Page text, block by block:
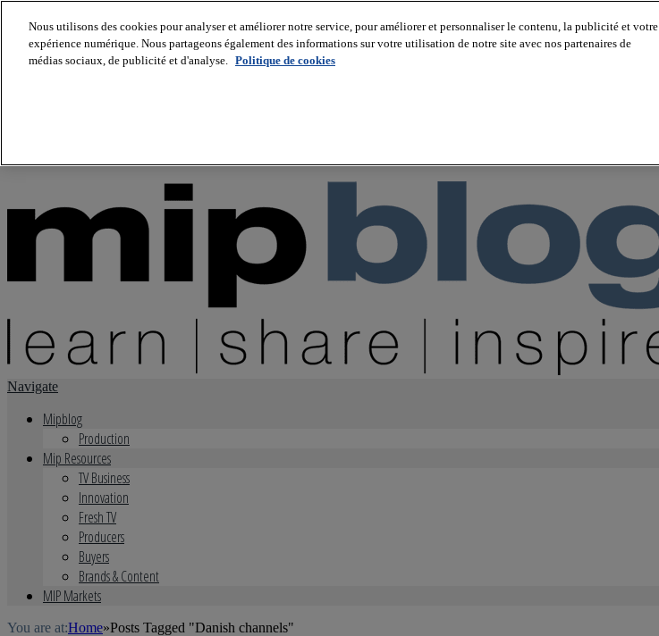
About us
Navigate
Mipblog
Production
Mip Resources
TV Business
Innovation
Fresh TV
Producers
Buyers
Brands & Content
MIP Markets
You are at:Home»Posts Tagged "Danish channels"
Nous utilisons des cookies pour analyser et améliorer notre service, pour améliorer et personnaliser le contenu, la publicité et votre
expérience numérique. Nous partageons également des informations sur votre utilisation de notre site avec nos partenaires de
médias sociaux, de publicité et d'analyse. Politique de cookies